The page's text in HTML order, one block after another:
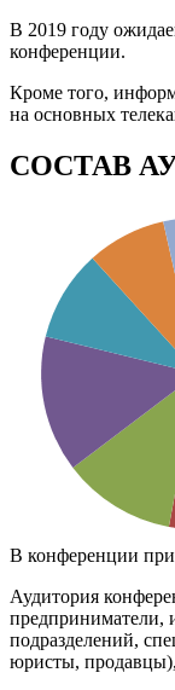
В 2019 году
конференции.
Кроме того,
на основных
СОСТАВ
В конференции
Аудитория
предприниматели,
подразделений,
юристы,